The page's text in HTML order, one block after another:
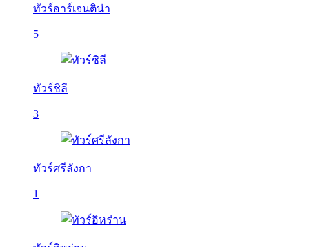
ทัวร์อาร์เจนติน่า
5
ทัวร์ชิลี
3
ทัวร์ศรีลังกา
1